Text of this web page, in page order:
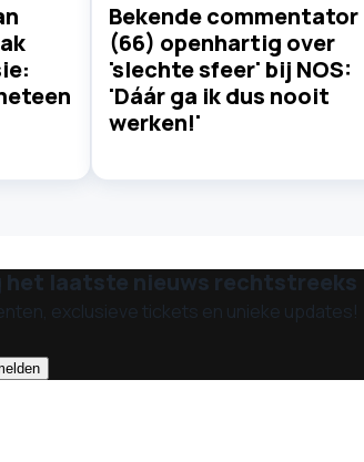
Bekende commentator
(66) openhartig over
'slechte sfeer' bij NOS:
'Dáár ga ik dus nooit
werken!'
het laatste nieuws rechtstreeks
exclusieve tickets en unieke updates!